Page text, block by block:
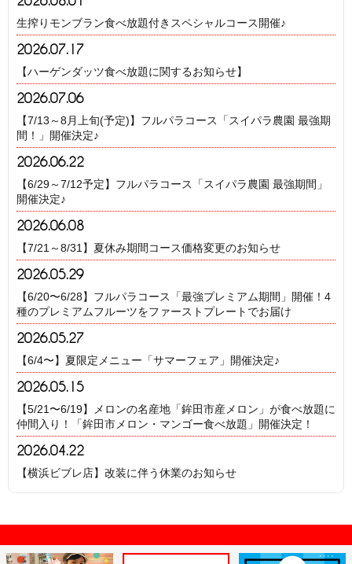
生搾りモンブラン食べ放題付きスペシャルコース開催♪
2026.07.17
【ハーゲンダッツ食べ放題に関するお知らせ】
2026.07.06
【7/13～8月上旬(予定)】フルパラコース「スイパラ農園 最強期
間！」開催決定♪
2026.06.22
【6/29～7/12予定】フルパラコース「スイパラ農園 最強期間」
開催決定♪
2026.06.08
【7/21～8/31】夏休み期間コース価格変更のお知らせ
2026.05.29
【6/20〜6/28】フルパラコース「最強プレミアム期間」開催！4
種のプレミアムフルーツをファーストプレートでお届け
2026.05.27
【6/4〜】夏限定メニュー「サマーフェア」開催決定♪
2026.05.15
【5/21〜6/19】メロンの名産地「鉾田市産メロン」が食べ放題に
仲間入り！「鉾田市メロン・マンゴー食べ放題」開催決定！
2026.04.22
【横浜ビブレ店】改装に伴う休業のお知らせ